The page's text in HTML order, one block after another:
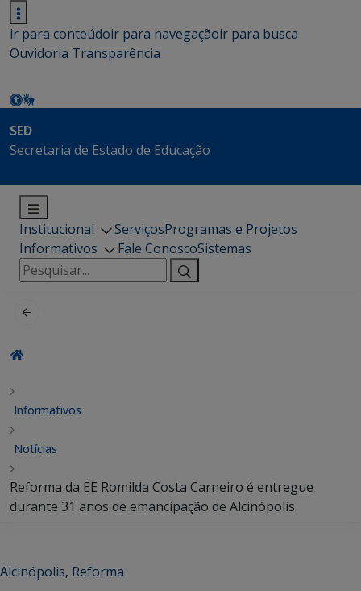
ir para conteúdoir para navegaçãoir para busca
Ouvidoria Transparência
SED
Secretaria de Estado de Educação
Institucional ServiçosProgramas e Projetos
Informativos
Fale ConoscoSistemas
Pesquisar
por:
Informativos
Notícias
Reforma da EE Romilda Costa Carneiro é entregue
durante 31 anos de emancipação de Alcinópolis
Alcinópolis, Reforma